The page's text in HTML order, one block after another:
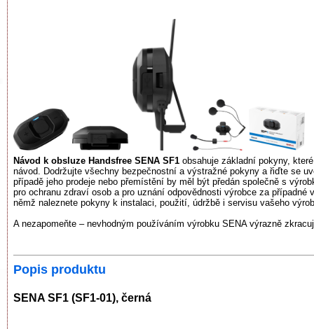
Návod k obsluze Handsfree SENA SF1 obsahuje základní pokyny,
návod. Dodržujte všechny bezpečnostní a výstražné pokyny a řiďte se
případě jeho prodeje nebo přemístění by měl být předán společně s
pro ochranu zdraví osob a pro uznání odpovědnosti výrobce za
němž naleznete pokyny k instalaci, použití, údržbě i servisu vašeho
A nezapomeňte – nevhodným používáním výrobku SENA výrazně
Popis produktu
SENA SF1 (SF1-01), černá